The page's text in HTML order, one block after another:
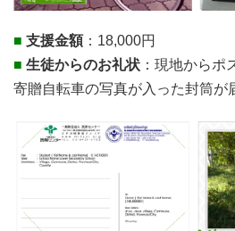
■ 支援金額：18,000円
■ 生徒からのお礼状 ：現地からポ
寄贈自転車の写真が入った封筒が